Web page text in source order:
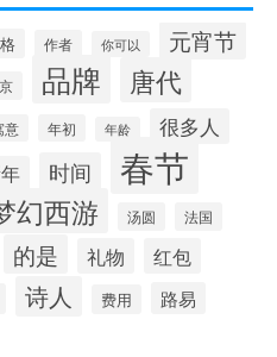
作者 你可以 元宵节
品牌 唐代
意 年初 年龄 很多人
时间 春节
幻西游 汤圆 法国
的是 礼物 红包
诗人 费用 路易